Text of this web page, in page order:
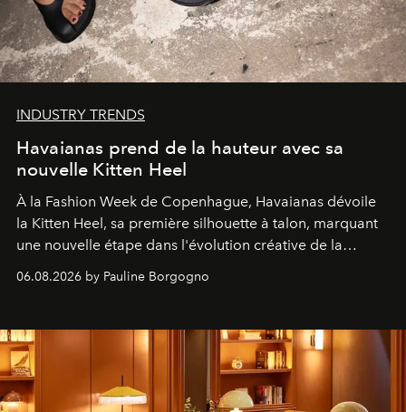
INDUSTRY TRENDS
Havaianas prend de la hauteur avec sa
nouvelle Kitten Heel
À la Fashion Week de Copenhague, Havaianas dévoile
la Kitten Heel, sa première silhouette à talon, marquant
une nouvelle étape dans l'évolution créative de la
06.08.2026 by Pauline Borgogno